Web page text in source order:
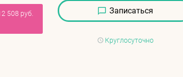
508 руб. Записаться
Круглосуточно